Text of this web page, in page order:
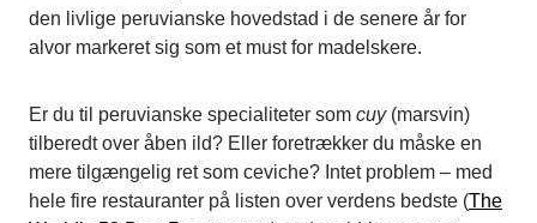
den livlige peruvianske hovedstad i de senere år for
alvor markeret sig som et must for madelskere.
Er du til peruvianske specialiteter som cuy(marsvin)
tilberedt over åben ild? Eller foretrækker du måske en
mere tilgængelig ret som ceviche? Intet problem – med
hele fire restauranter på listen over verdens bedste (The